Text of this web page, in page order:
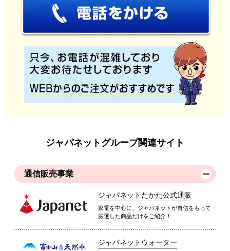
ジャパネットグループ関連サイト
通信販売事業
ジャパネットたかた公式通販
家電を中心に、ジャパネットが自信をもって
厳選した商品だけをご紹介！
ジャパネットウォーター